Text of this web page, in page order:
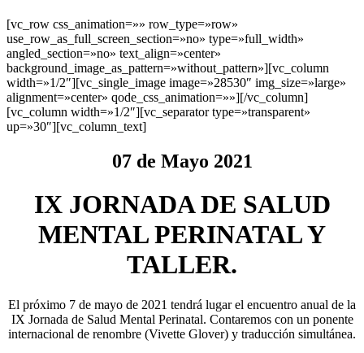
[vc_row css_animation=»» row_type=»row»
use_row_as_full_screen_section=»no» type=»full_width»
angled_section=»no» text_align=»center»
background_image_as_pattern=»without_pattern»][vc_column
width=»1/2″][vc_single_image image=»28530″ img_size=»large»
alignment=»center» qode_css_animation=»»][/vc_column]
[vc_column width=»1/2″][vc_separator type=»transparent»
up=»30″][vc_column_text]
07 de Mayo 2021
IX JORNADA DE SALUD
MENTAL PERINATAL Y
TALLER.
El próximo 7 de mayo de 2021 tendrá lugar el encuentro anual de la
IX Jornada de Salud Mental Perinatal. Contaremos con un ponente
internacional de renombre (Vivette Glover) y traducción simultánea.